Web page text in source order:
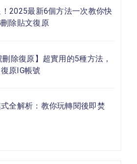
2025最新6個方法一次教你快
除貼文復原
刪除復原】超實用的5種方法，
原IG帳號
全解析：教你玩轉閱後即焚